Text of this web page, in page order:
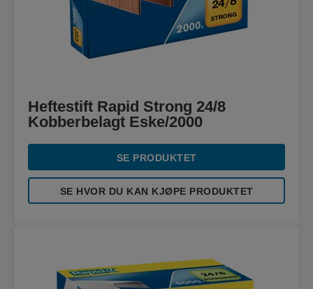
Heftestift Rapid Strong 24/8
Kobberbelagt Eske/2000
SE PRODUKTET
SE HVOR DU KAN KJØPE PRODUKTET